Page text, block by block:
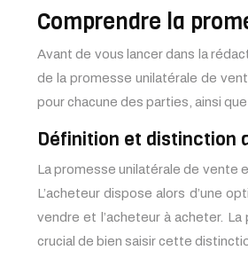
Comprendre la
Avant de vous lancer dans la
de la promesse unilatérale de
pour chacune des parties, ainsi
Définition et distinction
La promesse unilatérale de vente
L’acheteur dispose alors d’une
vendre et l’acheteur à acheter.
crucial de bien saisir cette